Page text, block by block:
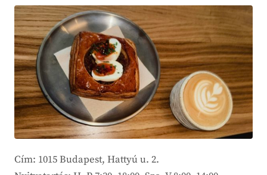
Cím: 1015 Budapest, Hattyú u. 2.